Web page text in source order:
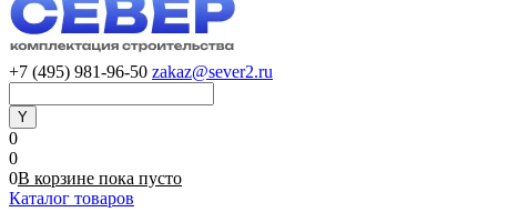
+7 (495) 981-96-50 zakaz@sever2.ru
0
0
0В корзине пока пусто
Каталог товаров